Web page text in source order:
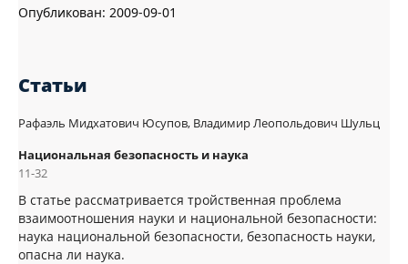
Опубликован: 2009-09-01
Статьи
Рафаэль Мидхатович Юсупов, Владимир Леопольдович Шульц
Национальная безопасность и наука
11-32
В статье рассматривается тройственная проблема
взаимоотношения науки и национальной безопасности:
наука национальной безопасности, безопасность науки,
опасна ли наука.